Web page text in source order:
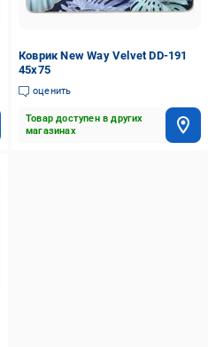
Коврик New Way Velvet DD-191
45x75
оценить
Товар доступен в других
магазинах